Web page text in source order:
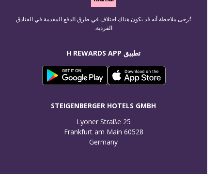
تطبيق H REWARDS APP
STEIGENBERGER HOTELS GMBH
Germany
تُرجى ملاحظة أنه قد يكون هناك اختلاف في طرق الدفع المقدمة في الفنادق
الفردية.